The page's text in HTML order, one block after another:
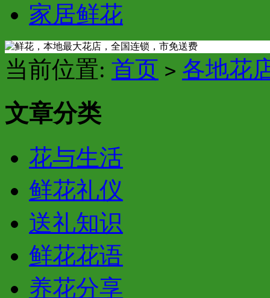
家居鲜花
当前位置: 首页 > 各地花
文章分类
花与生活
鲜花礼仪
送礼知识
鲜花花语
养花分享